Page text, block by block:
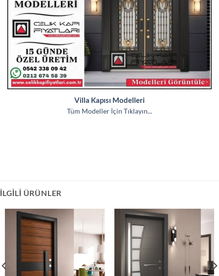
Villa Kapısı Modelleri
Tüm Modeller İçin Tıklayın...
İLGILI ÜRÜNLER